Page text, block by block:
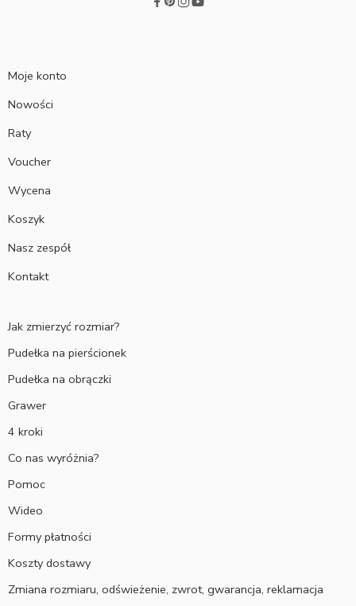
Moje konto
Nowości
Raty
Voucher
Wycena
Koszyk
Nasz zespół
Kontakt
Jak zmierzyć rozmiar?
Pudełka na pierścionek
Pudełka na obrączki
Grawer
4 kroki
Co nas wyróżnia?
Pomoc
Wideo
Formy płatności
Koszty dostawy
Zmiana rozmiaru, odświeżenie, zwrot, gwarancja, reklamacja